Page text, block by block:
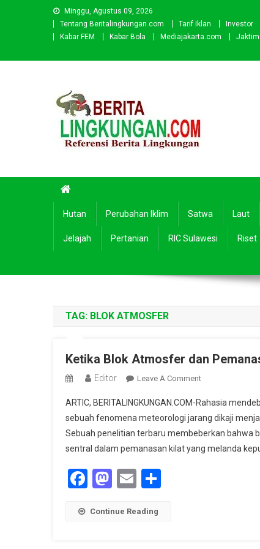
Minggu, Agustus 09, 2026
Tentang Beritalingkungan.com
Tarif Iklan Investor
Kabar FEM
Kabar Bola Mediajakarta.com
Hutan Perubahan Iklim Satwa Laut
Jelajah Pertanian RIC Sulawesi Riset
TAG: BLOK ATMOSFER
Ketika Blok Atmosfer dan
Editor Leave A CommentOn
Blok
Atmosfer
Dan
Pemanasan
ARTIC, BERITALINGKUNGAN.COM-Rahasia
sebuah fenomena meteorologi jarang dikaji
Sebuah penelitian terbaru membeberkan bahwa
sentral dalam pemanasan kilat yang melanda
Facebook
Mastodon
Email
Continue Reading